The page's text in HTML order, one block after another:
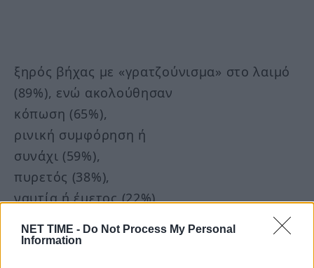
NET TIME - Do Not Process My Personal
Information
ξηρός βήχας με «γρατζούνισμα» στο λαιμό
(89%), ενώ ακολούθησαν
κόπωση (65%),
ρινική συμφόρηση ή
συνάχι (59%),
πυρετός (38%),
ναυτία ή έμετος (22%),
δύσπνοια ή δυσκολία στην αναπνοή (16%),
διάρροια (11%) και απώλεια γεύσης ή